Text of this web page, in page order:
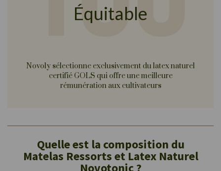
Équitable
Novoly sélectionne exclusivement du latex naturel
certifié GOLS qui offre une meilleure
rémunération aux cultivateurs
Quelle est la composition du
Matelas Ressorts et Latex Naturel
Novotonic ?